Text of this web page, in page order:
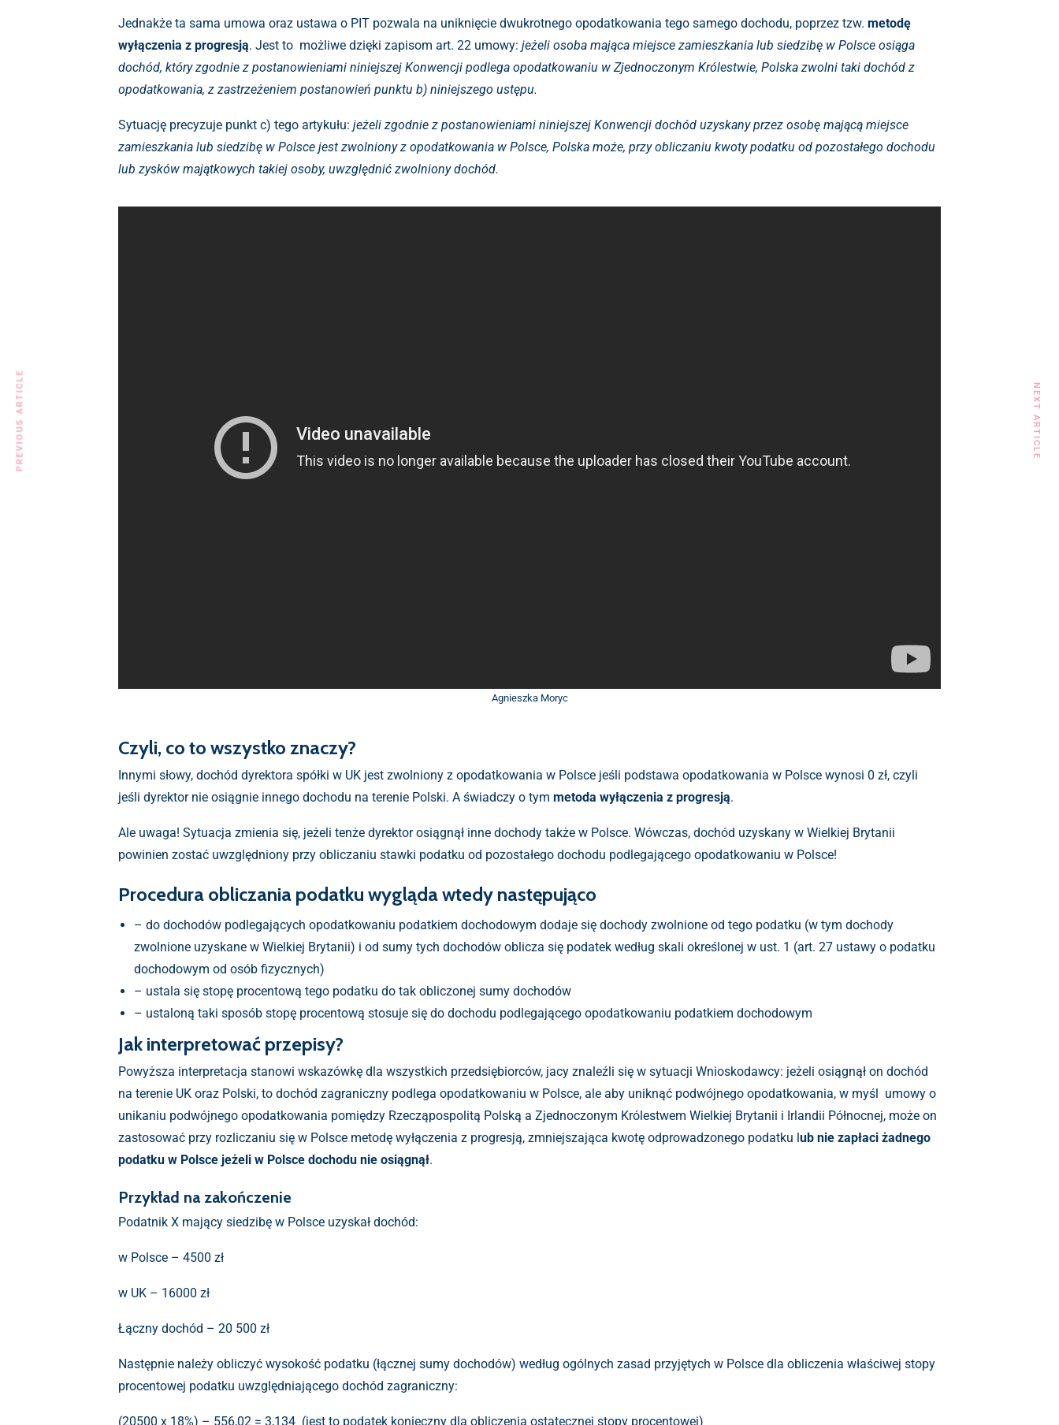
Jednakże ta sama umowa oraz ustawa o PIT pozwala na uniknięcie dwukrotnego opodatkowania tego samego dochodu, poprzez tzw. metodę
wyłączenia z progresją. Jest to możliwe dzięki zapisom art. 22 umowy: jeżeli osoba mająca miejsce zamieszkania lub siedzibę w Polsce osiąga
dochód, który zgodnie z postanowieniami niniejszej Konwencji podlega opodatkowaniu w Zjednoczonym Królestwie, Polska zwolni taki dochód z
opodatkowania, z zastrzeżeniem postanowień punktu b) niniejszego ustępu.
Sytuację precyzuje punkt c) tego artykułu: jeżeli zgodnie z postanowieniami niniejszej Konwencji dochód uzyskany przez osobę mającą miejsce
zamieszkania lub siedzibę w Polsce jest zwolniony z opodatkowania w Polsce, Polska może, przy obliczaniu kwoty podatku od pozostałego dochodu
lub zysków majątkowych takiej osoby, uwzględnić zwolniony dochód.
Agnieszka Moryc
Czyli, co to wszystko znaczy?
Innymi słowy, dochód dyrektora spółki w UK jest zwolniony z opodatkowania w Polsce jeśli podstawa opodatkowania w Polsce wynosi 0 zł, czyli
jeśli dyrektor nie osiągnie innego dochodu na terenie Polski. A świadczy o tym metoda wyłączenia z progresją.
Ale uwaga! Sytuacja zmienia się, jeżeli tenże dyrektor osiągnął inne dochody także w Polsce. Wówczas, dochód uzyskany w Wielkiej Brytanii
powinien zostać uwzględniony przy obliczaniu stawki podatku od pozostałego dochodu podlegającego opodatkowaniu w Polsce!
Procedura obliczania podatku wygląda wtedy następująco
– do dochodów podlegających opodatkowaniu podatkiem dochodowym dodaje się dochody zwolnione od tego podatku (w tym dochody
zwolnione uzyskane w Wielkiej Brytanii) i od sumy tych dochodów oblicza się podatek według skali określonej w ust. 1 (art. 27 ustawy o podatku
dochodowym od osób fizycznych)
– ustala się stopę procentową tego podatku do tak obliczonej sumy dochodów
– ustaloną taki sposób stopę procentową stosuje się do dochodu podlegającego opodatkowaniu podatkiem dochodowym
Jak interpretować przepisy?
Powyższa interpretacja stanowi wskazówkę dla wszystkich przedsiębiorców, jacy znaleźli się w sytuacji Wnioskodawcy: jeżeli osiągnął on dochód
na terenie UK oraz Polski, to dochód zagraniczny podlega opodatkowaniu w Polsce, ale aby uniknąć podwójnego opodatkowania, w myśl umowy o
unikaniu podwójnego opodatkowania pomiędzy Rzecząpospolitą Polską a Zjednoczonym Królestwem Wielkiej Brytanii i Irlandii Północnej, może on
zastosować przy rozliczaniu się w Polsce metodę wyłączenia z progresją, zmniejszająca kwotę odprowadzonego podatku l ub nie zapłaci żadnego
podatku w Polsce jeżeli w Polsce dochodu nie osiągnął.
Przykład na zakończenie
Podatnik X mający siedzibę w Polsce uzyskał dochód:
w Polsce – 4500 zł
w UK – 16000 zł
Łączny dochód – 20 500 zł
Następnie należy obliczyć wysokość podatku (łącznej sumy dochodów) według ogólnych zasad przyjętych w Polsce dla obliczenia właściwej stopy
procentowej podatku uwzględniającego dochód zagraniczny:
(20500 x 18%) – 556,02 = 3,134 (jest to podatek konieczny dla obliczenia ostatecznej stopy procentowej)
PREVIOUS ARTICLE NEXT ARTICLE